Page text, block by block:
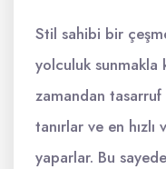
Stil sahibi bir
yolculuk sunmakla
zamandan
tanırlar ve en
yaparlar. Bu